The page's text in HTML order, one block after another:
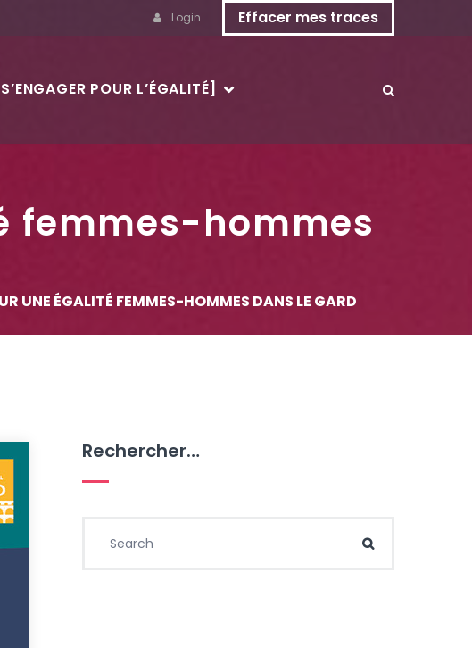
Login Effacer mes traces
POUR L’ÉGALITÉ]
femmes-hommes
UNE ÉGALITÉ FEMMES-HOMMES DANS LE GARD
Rechercher…
Search